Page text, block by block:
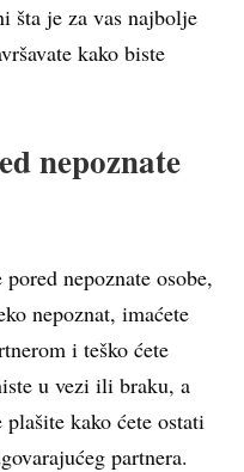
šta je za vas najbolje
kako biste
nepoznate
nepoznate osobe,
nepoznat, imaćete
i teško ćete
u vezi ili braku, a
plašite kako ćete ostati
partnera.